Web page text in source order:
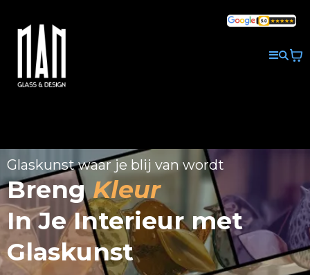
Glaskunst waar je blij van wordt
BrengKleur
In Je Interieur met
Glaskunst